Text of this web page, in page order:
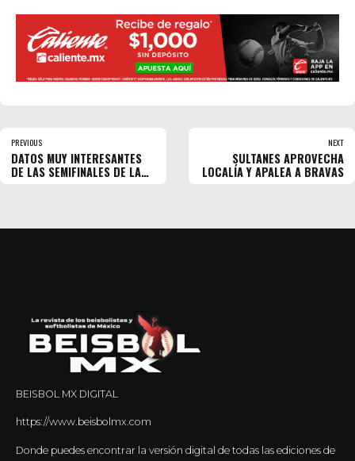
PREVIOUS
DATOS MUY INTERESANTES
DE LAS SEMIFINALES DE LA
NEXT
SULTANES APROVECHA
LOCALÍA Y APALEA A BRAVAS
BEISBOL MX DIGITAL
https://www.beisbolmx.com
Donde puedes encontrar la versión digital de todas las ediciones de